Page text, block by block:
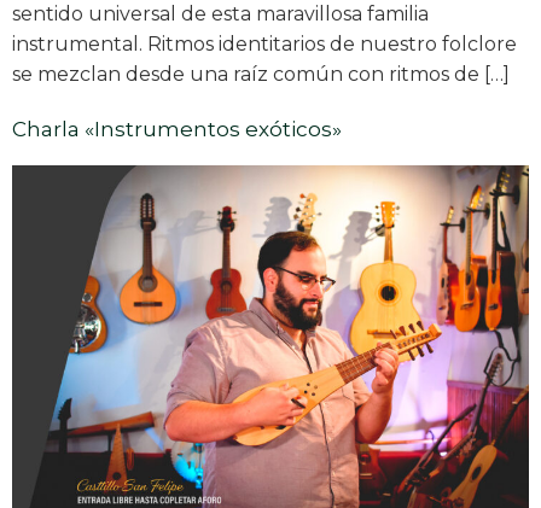
sentido universal de esta maravillosa familia
instrumental. Ritmos identitarios de nuestro folclore
se mezclan desde una raíz común con ritmos de […]
Charla «Instrumentos exóticos»